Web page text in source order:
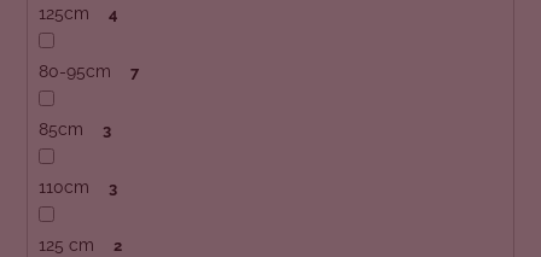
125cm 4
80-95cm 7
85cm 3
110cm 3
125 cm 2